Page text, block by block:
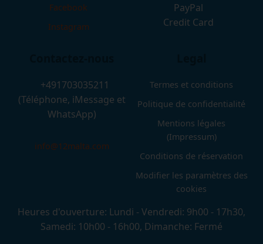
Facebook
Instagram
PayPal
Credit Card
+491703035211
(Téléphone, iMessage et
WhatsApp)
info@12malta.com
Termes et conditions
Politique de confidentialité
Mentions légales
(Impressum)
Conditions de réservation
Modifier les paramètres des
cookies
Heures d'ouverture: Lundi - Vendredi: 9h00 - 17h30,
Samedi: 10h00 - 16h00, Dimanche: Fermé